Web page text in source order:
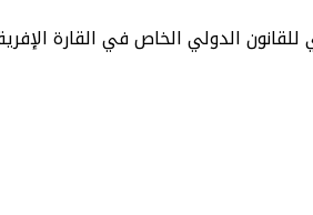
الدولي الخاص في القارة